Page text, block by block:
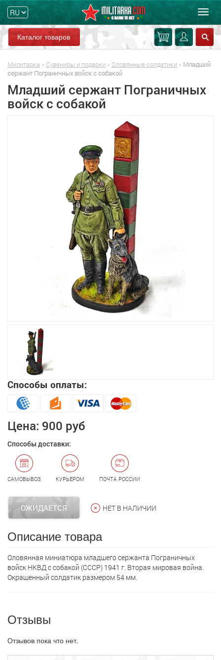
Каталог товаров
Милитарка » Сувениры и подарки » Оловянные солдатики » Младший
сержант Пограничных войск с собакой
Младший сержант Пограничных
войск с собакой
Способы оплаты:
Цена: 900 руб
Способы доставки:
САМОВЫВОЗ КУРЬЕРОМ ПОЧТА РОССИИ
ОЖИДАЕТСЯ НЕТ В НАЛИЧИИ
Описание товара
Оловянная миниатюра младшего сержанта Пограничных
войск НКВД с собакой (СССР) 1941 г. Вторая мировая война.
Окрашенный солдатик размером 54 мм.
Отзывы
Отзывов пока что нет.